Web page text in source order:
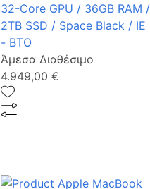
32-Core GPU / 36GB RAM /
2TB SSD / Space Black / IE
- BTO
Άμεσα Διαθέσιμο
4.949,00 €